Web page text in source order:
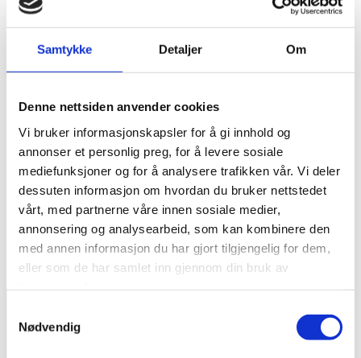
Samtykke Detaljer Om
Denne nettsiden anvender cookies
Vi bruker informasjonskapsler for å gi innhold og
annonser et personlig preg, for å levere sosiale
mediefunksjoner og for å analysere trafikken vår. Vi deler
dessuten informasjon om hvordan du bruker nettstedet
vårt, med partnerne våre innen sosiale medier,
annonsering og analysearbeid, som kan kombinere den
med annen informasjon du har gjort tilgjengelig for dem,
eller som de har samlet inn gjennom din bruk av
Nødvendig
Kontakt oss om dette produktet
Kr 15,- pr modul